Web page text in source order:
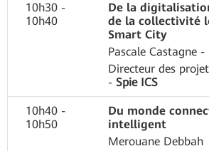
10h30 -
10h40
De la
de la collectivité
Smart City
Pascale Castagne
Directeur des
- Spie ICS
10h40 -
10h50
Du monde
intelligent
Merouane Debbah